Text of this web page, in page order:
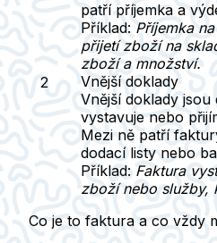
patří příjemka a
Příklad: Příjemka
přijetí zboží na
zboží a množství.
Vnější doklady
Vnější doklady jsou
vystavuje nebo
Mezi ně patří
dodací listy nebo
Příklad: Faktura
zboží nebo služby,
Co je to faktura a co vždy